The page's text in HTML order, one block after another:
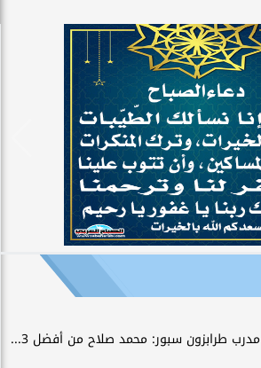
مدرب طرابزون سبور: محمد صلاح من أفضل 3...